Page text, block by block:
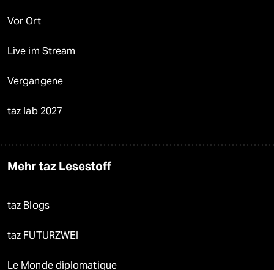
Vor Ort
Live im Stream
Vergangene
taz lab 2027
Mehr taz Lesestoff
taz Blogs
taz FUTURZWEI
Le Monde diplomatique